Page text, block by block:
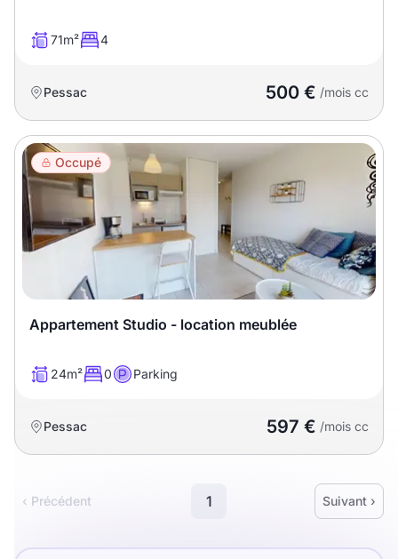
71m² 4
Pessac 500 € /mois cc
Occupé
Appartement Studio - location meublée
24m² 0 Parking
Pessac 597 € /mois cc
‹ Précédent 1 Suivant ›